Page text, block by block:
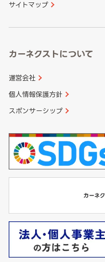
サイトマップ
カーネクストについて
運営会社
個人情報保護方針
スポンサーシップ